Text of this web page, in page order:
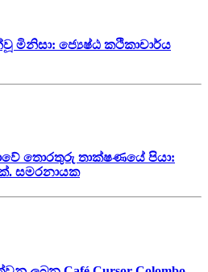
මිනිසා: ජ්‍යෙෂ්ඨ කථිකාචාර්ය
තොරතුරු තාක්ෂණයේ පියා:
සමරනායක